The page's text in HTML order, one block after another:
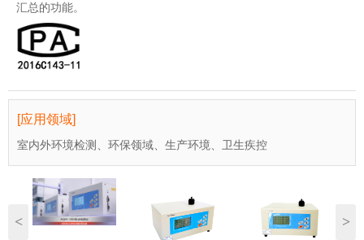
汇总的功能。
[应用领域]
室内外环境检测、环保领域、生产环境、卫生疾控
< >